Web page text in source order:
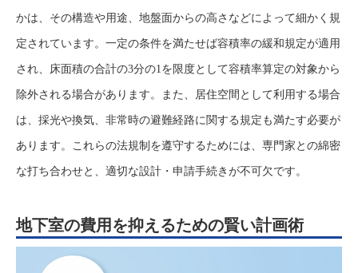
かは、その構造や用途、地盤面からの高さなどによって細かく規
定されています。一定の条件を満たせば容積率の緩和規定が適用
され、床面積の合計の3分の1を限度として容積率算定の対象から
除外される場合があります。また、居住空間として利用する場合
は、採光や換気、非常時の避難経路に関する規定も満たす必要が
あります。これらの法規制を遵守するためには、専門家との綿密
な打ち合わせと、適切な設計・申請手続きが不可欠です。
地下室の費用を抑えるための賢い計画術